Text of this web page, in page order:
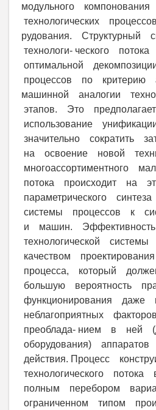
модульного
технологических
рудования. Структурный
технологи- ческого
оптимальной
процессов по критерию
машинной аналогии
этапов. Это
использование
значительно сократить
на освоение новой
многоассортиментного
потока происходит на
параметрического
системы процессов к
и машин.
технологической системы
качеством
процесса, который
большую вероятность
функционирования даже
неблагоприятных
преоблада- нием в ней
оборудования) аппаратов
действия. Процесс
технологического потока
полным перебором
ограниченном типом